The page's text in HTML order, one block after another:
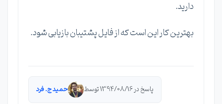
دارید.
بهترین کار این است که از فایل پشتیبان بازیابی شود.
پاسخ در 1394/08/16 توسط حمید ج. فرد